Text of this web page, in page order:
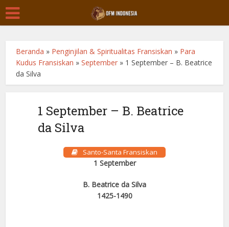
Beranda » Penginjilan & Spiritualitas Fransiskan » Para
Kudus Fransiskan »September » 1 September – B. Beatrice
da Silva
1 September – B. Beatrice
da Silva
Santo-Santa Fransiskan
1 September
B. Beatrice da Silva
1425-1490